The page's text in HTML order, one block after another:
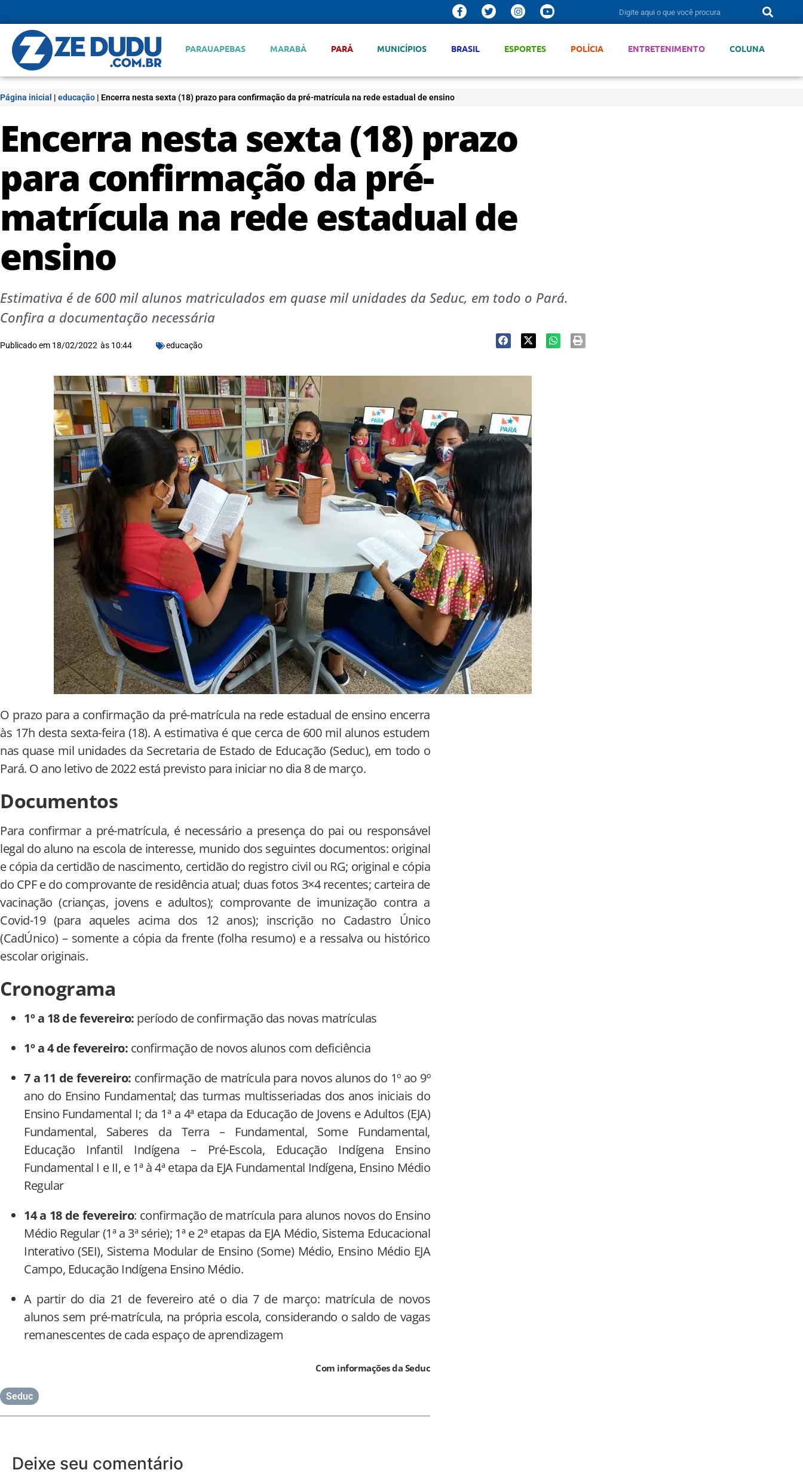
PARAUAPEBAS MARABÁ PARÁ MUNICÍPIOS BRASIL ESPORTES POLÍCIA ENTRETENIMENTO COLUNA
Página inicial | educação | Encerra nesta sexta (18) prazo para confirmação da pré-matrícula na rede estadual de ensino
Encerra nesta sexta (18) prazo
para confirmação da pré-
matrícula na rede estadual de
ensino
Estimativa é de 600 mil alunos matriculados em quase mil unidades da Seduc, em todo o Pará.
Confira a documentação necessária
Publicado em 18/02/2022 às 10:44 educação
O prazo para a confirmação da pré-matrícula na rede estadual de ensino encerra
às 17h desta sexta-feira (18). A estimativa é que cerca de 600 mil alunos estudem
nas quase mil unidades da Secretaria de Estado de Educação (Seduc), em todo o
Pará. O ano letivo de 2022 está previsto para iniciar no dia 8 de março.
Documentos
Para confirmar a pré-matrícula, é necessário a presença do pai ou responsável
legal do aluno na escola de interesse, munido dos seguintes documentos: original
e cópia da certidão de nascimento, certidão do registro civil ou RG; original e cópia
do CPF e do comprovante de residência atual; duas fotos 3×4 recentes; carteira de
vacinação (crianças, jovens e adultos); comprovante de imunização contra a
Covid-19 (para aqueles acima dos 12 anos); inscrição no Cadastro Único
(CadÚnico) – somente a cópia da frente (folha resumo) e a ressalva ou histórico
escolar originais.
Cronograma
1º a 18 de fevereiro: período de confirmação das novas matrículas
1º a 4 de fevereiro: confirmação de novos alunos com deficiência
7 a 11 de fevereiro: confirmação de matrícula para novos alunos do 1º ao 9º
ano do Ensino Fundamental; das turmas multisseriadas dos anos iniciais do
Ensino Fundamental I; da 1ª a 4ª etapa da Educação de Jovens e Adultos (EJA)
Fundamental, Saberes da Terra – Fundamental, Some Fundamental,
Educação Infantil Indígena – Pré-Escola, Educação Indígena Ensino
Fundamental I e II, e 1ª à 4ª etapa da EJA Fundamental Indígena, Ensino Médio
Regular
14 a 18 de fevereiro: confirmação de matrícula para alunos novos do Ensino
Médio Regular (1ª a 3ª série); 1ª e 2ª etapas da EJA Médio, Sistema Educacional
Interativo (SEI), Sistema Modular de Ensino (Some) Médio, Ensino Médio EJA
Campo, Educação Indígena Ensino Médio.
A partir do dia 21 de fevereiro até o dia 7 de março: matrícula de novos
alunos sem pré-matrícula, na própria escola, considerando o saldo de vagas
remanescentes de cada espaço de aprendizagem
Com informações da Seduc
Seduc
Deixe seu comentário